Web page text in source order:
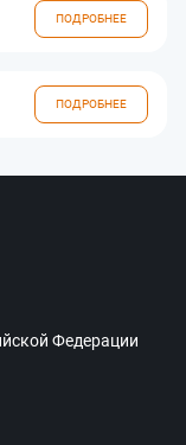
ПОДРОБНЕЕ
ПОДРОБНЕЕ
Федерации